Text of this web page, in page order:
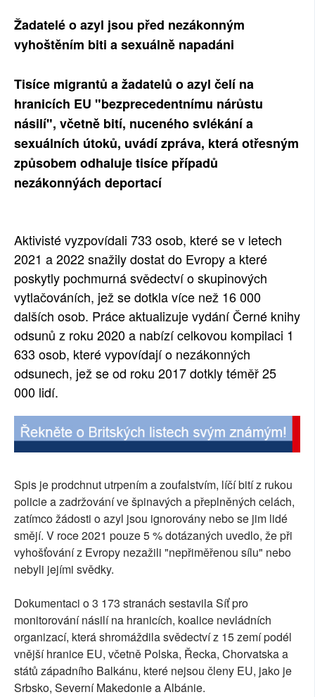
SOCIÁLNÍ SÍTĚ
RUBRIKY
PLNÁ VERZE STRÁNEK
Žadatelé o azyl jsou před nezákonným
vyhoštěním biti a sexuálně napadáni
Tisíce migrantů a žadatelů o azyl čelí na
hranicích EU "bezprecedentnímu nárůstu
násilí", včetně bití, nuceného svlékání a
sexuálních útoků, uvádí zpráva, která otřesným
způsobem odhaluje tisíce případů
nezákonnýách deportací
Aktivisté vyzpovídali 733 osob, které se v letech
2021 a 2022 snažily dostat do Evropy a které
poskytly pochmurná svědectví o skupinových
vytlačováních, jež se dotkla více než 16 000
dalších osob. Práce aktualizuje vydání Černé knihy
odsunů z roku 2020 a nabízí celkovou kompilaci 1
633 osob, které vypovídají o nezákonných
odsunech, jež se od roku 2017 dotkly téměř 25
000 lidí.
Spis je prodchnut utrpením a zoufalstvím, líčí bití z rukou
policie a zadržování ve špinavých a přeplněných celách,
zatímco žádosti o azyl jsou ignorovány nebo se jim lidé
smějí. V roce 2021 pouze 5 % dotázaných uvedlo, že při
vyhošťování z Evropy nezažili "nepřiměřenou sílu" nebo
nebyli jejími svědky.
Dokumentaci o 3 173 stranách sestavila Síť pro
monitorování násilí na hranicích, koalice nevládních
organizací, která shromáždila svědectví z 15 zemí podél
vnější hranice EU, včetně Polska, Řecka, Chorvatska a
států západního Balkánu, které nejsou členy EU, jako je
Srbsko, Severní Makedonie a Albánie.